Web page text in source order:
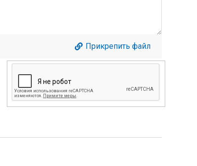
Прикрепить файл